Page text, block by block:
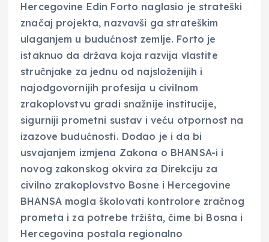
Hercegovine Edin Forto naglasio je strateški
značaj projekta, nazvavši ga strateškim
ulaganjem u budućnost zemlje. Forto je
istaknuo da država koja razvija vlastite
stručnjake za jednu od najsloženijih i
najodgovornijih profesija u civilnom
zrakoplovstvu gradi snažnije institucije,
sigurniji prometni sustav i veću otpornost na
izazove budućnosti. Dodao je i da bi
usvajanjem izmjena Zakona o BHANSA-i i
novog zakonskog okvira za Direkciju za
civilno zrakoplovstvo Bosne i Hercegovine
BHANSA mogla školovati kontrolore zračnog
prometa i za potrebe tržišta, čime bi Bosna i
Hercegovina postala regionalno